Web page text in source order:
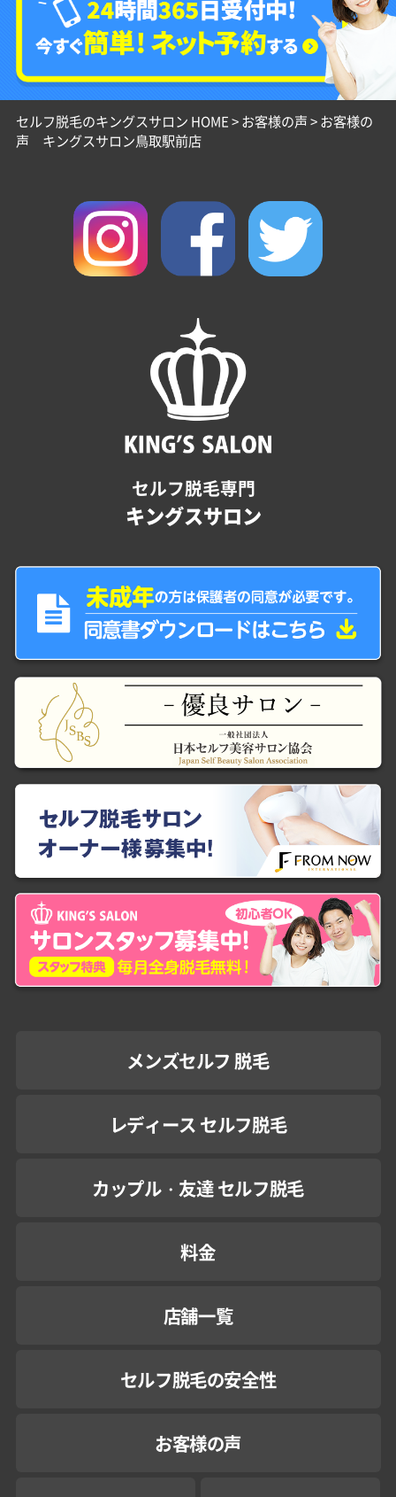
セルフ脱毛のキングスサロン HOME>お客様の声>お客様の
声 キングスサロン鳥取駅前店
セルフ脱毛専門
キングスサロン
メンズセルフ 脱毛
レディース セルフ脱毛
カップル・友達 セルフ脱毛
料金
店舗一覧
セルフ脱毛の安全性
お客様の声